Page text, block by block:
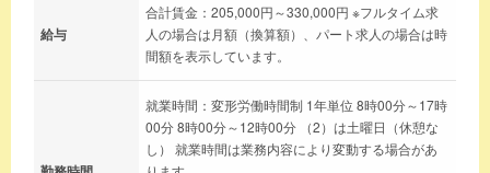
給与
合計賃金：205,000円～330,000円 ※フルタイム求
人の場合は月額（換算額）、パート求人の場合は時
間額を表示しています。
就業時間：変形労働時間制 1年単位 8時00分～17時
00分 8時00分～12時00分 （2）は土曜日（休憩な
し） 就業時間は業務内容により変動する場合があ